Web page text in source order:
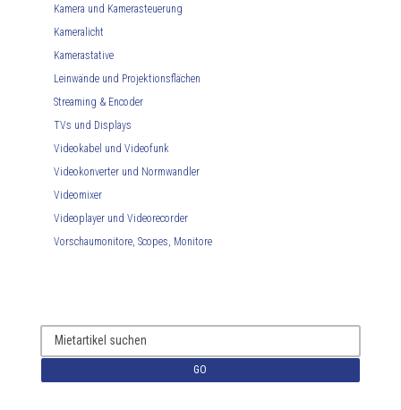
Kamera und Kamerasteuerung
Kameralicht
Kamerastative
Leinwände und Projektionsflächen
Streaming & Encoder
TVs und Displays
Videokabel und Videofunk
Videokonverter und Normwandler
Videomixer
Videoplayer und Videorecorder
Vorschaumonitore, Scopes, Monitore
GO